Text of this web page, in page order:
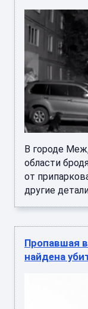
В городе
области
от
другие
Пропавшая
найдена